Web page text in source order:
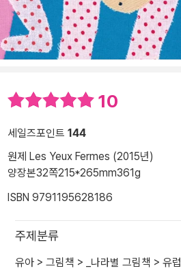
10
세일즈포인트 144
원제 Les Yeux Fermes (2015년)
양장본32쪽215*265mm361g
ISBN 9791195628186
주제분류
유아 > 그림책 > _나라별 그림책 > 유럽